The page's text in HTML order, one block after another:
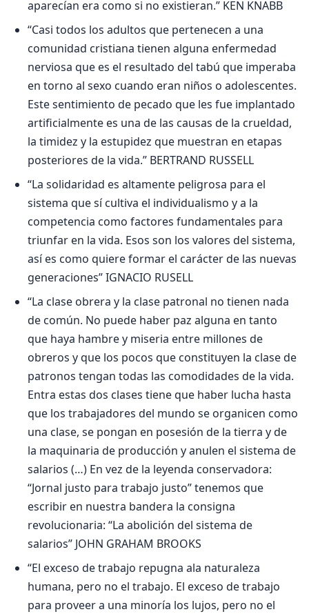
aparecían era como si no existieran.” KEN KNABB
“Casi todos los adultos que pertenecen a una
comunidad cristiana tienen alguna enfermedad
nerviosa que es el resultado del tabú que imperaba
en torno al sexo cuando eran niños o adolescentes.
Este sentimiento de pecado que les fue implantado
artificialmente es una de las causas de la crueldad,
la timidez y la estupidez que muestran en etapas
posteriores de la vida.” BERTRAND RUSSELL
“La solidaridad es altamente peligrosa para el
sistema que sí cultiva el individualismo y a la
competencia como factores fundamentales para
triunfar en la vida. Esos son los valores del sistema,
así es como quiere formar el carácter de las nuevas
generaciones” IGNACIO RUSELL
“La clase obrera y la clase patronal no tienen nada
de común. No puede haber paz alguna en tanto
que haya hambre y miseria entre millones de
obreros y que los pocos que constituyen la clase de
patronos tengan todas las comodidades de la vida.
Entra estas dos clases tiene que haber lucha hasta
que los trabajadores del mundo se organicen como
una clase, se pongan en posesión de la tierra y de
la maquinaria de producción y anulen el sistema de
salarios (…) En vez de la leyenda conservadora:
“Jornal justo para trabajo justo” tenemos que
escribir en nuestra bandera la consigna
revolucionaria: “La abolición del sistema de
salarios” JOHN GRAHAM BROOKS
“El exceso de trabajo repugna ala naturaleza
humana, pero no el trabajo. El exceso de trabajo
para proveer a una minoría los lujos, pero no el